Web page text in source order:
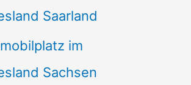
Saarland
im
Sachsen